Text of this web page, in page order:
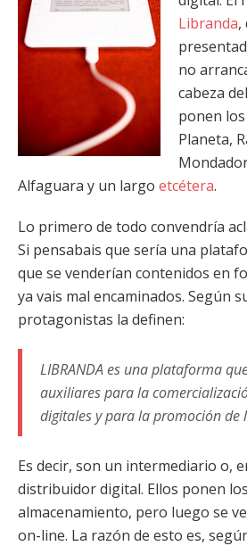
Libranda,
no
cabeza
ponen
Planeta,
Alfaguara y un largo etcétera.
Lo primero de todo convendría
Si pensabais que sería una
que se venderían contenidos en
ya vais mal encaminados. Según
protagonistas la definen:
LIBRANDA es una plataforma
auxiliares para la
digitales y para la promoción de
Es decir, son un intermediario o,
distribuidor digital. Ellos ponen
almacenamiento, pero luego se
on-line. La razón de esto es,